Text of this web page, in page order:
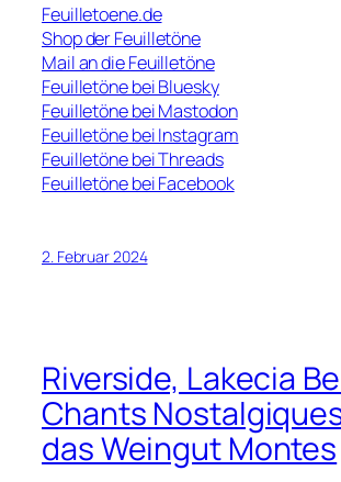
Feuilletoene.de
Shop der Feuilletöne
Mail an die Feuilletöne
Feuilletöne bei Bluesky
Feuilletöne bei Mastodon
Feuilletöne bei Instagram
Feuilletöne bei Threads
Feuilletöne bei Facebook
2. Februar 2024
Riverside, Lakecia
Chants
das Weingut Montes